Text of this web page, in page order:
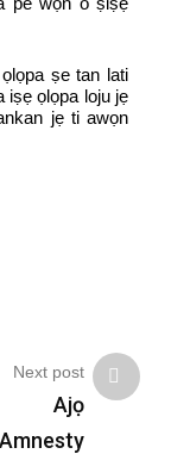
ṣe tan lati
iṣẹ ọlọpa loju jẹ
jẹ ti awọn
Next post
Ajọ
Amnesty